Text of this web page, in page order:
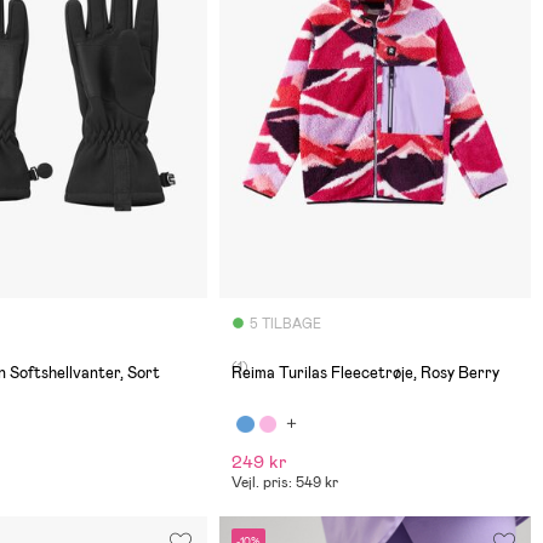
Softshellvanter, Sort
5 TILBAGE
(1)
Reima Turilas Fleecetrøje, Rosy Berry
249 kr
Vejl. pris: 549 kr